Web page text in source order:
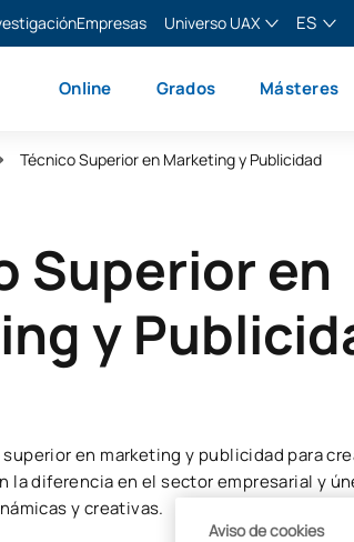
Empresas
Universo UAX
XTART
ES
English
Italiano
Online Grados Másteres
Técnico Superior en Marketing y Publicidad
Superior en
y
en marketing y publicidad para
la diferencia en el sector empresarial y
y creativas.
Aviso de cookies